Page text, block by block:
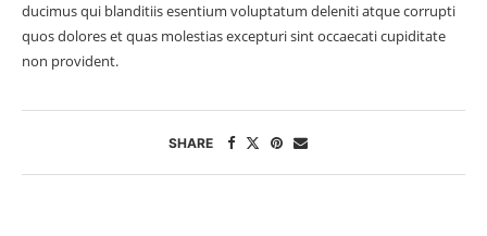
ducimus qui blanditiis esentium voluptatum deleniti atque corrupti
quos dolores et quas molestias excepturi sint occaecati cupiditate
non provident.
SHARE